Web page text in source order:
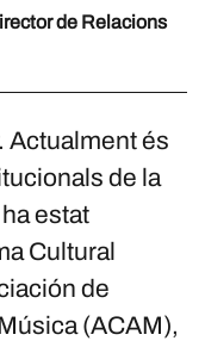
de Relacions
Actualment és
de la
estat
Cultural
de
(ACAM),